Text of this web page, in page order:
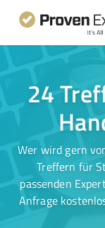
24
Wer wird gern
Treffern für
passenden
Anfrage